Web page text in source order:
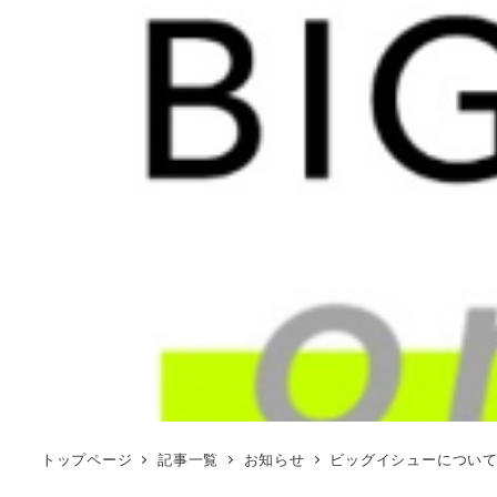
トップページ 記事一覧 お知らせ ビッグイシューについて